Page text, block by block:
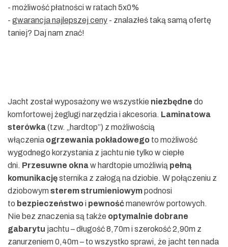
- możliwość płatności w ratach 5x0%
- gwarancja najlepszej ceny - znalazłeś taką samą ofertę
taniej? Daj nam znać!
Jacht został wyposażony we wszystkie niezbędne do
komfortowej żeglugi narzędzia i akcesoria. Laminatowa
sterówka(tzw. „hardtop”) z możliwością
włączenia ogrzewania pokładowego to możliwość
wygodnego korzystania z jachtu nie tylko w ciepłe
dni. Przesuwne oknaw hardtopie umożliwią pełną
komunikacjęsternika z załogą na dziobie. W połączeniu z
dziobowymsterem strumieniowympodnosi
to bezpieczeństwoi pewnośćmanewrów portowych.
Nie bez znaczenia są także optymalnie dobrane
gabarytu jachtu – długość 8,70m i szerokość 2,90m z
zanurzeniem 0,40m – to wszystko sprawi, że jacht ten nada